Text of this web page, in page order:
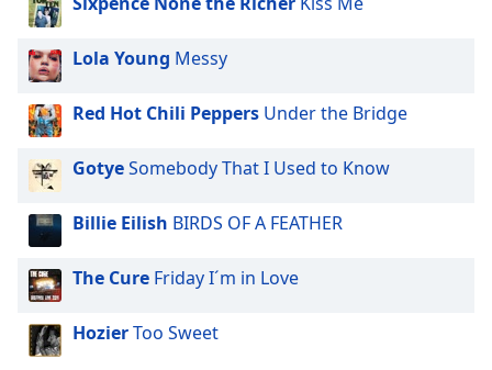
Font
Family
Reset
Done
Close
Modal
Dialog
End
dialog
window.
Lola Young Messy
Red Hot Chili Peppers Under the Bridge
GotyeSomebody That I Used to Know
Billie Eilish BIRDS OF A FEATHER
The Cure Friday I´m in Love
HozierToo Sweet